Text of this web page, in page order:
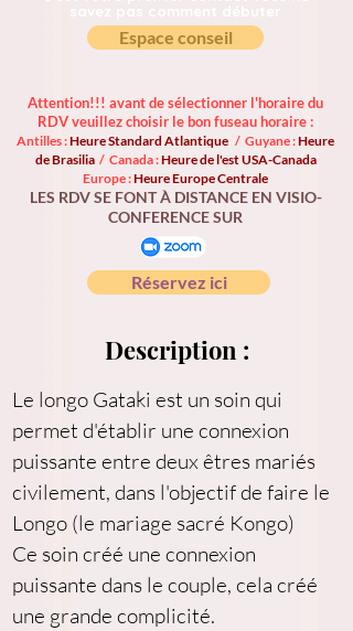
Espace conseil
Attention!!! avant de sélectionner l'horaire du
RDV veuillez choisir le bon fuseau horaire :
Antilles :Heure Standard Atlantique / Guyane :Heure
de Brasilia / Canada :Heure de l'est USA-Canada
Europe :Heure Europe Centrale
LES RDV SE FONT À DISTANCE EN VISIO-
CONFERENCE SUR
Réservez ici
Description :
Le longo Gataki est un soin qui
permet d'établir une connexion
puissante entre deux êtres mariés
civilement, dans l'objectif de faire le
Longo (le mariage sacré Kongo)
Ce soin créé une connexion
puissante dans le couple, cela créé
une grande complicité.